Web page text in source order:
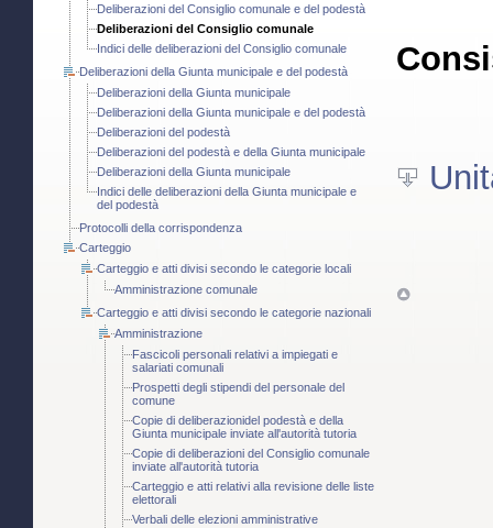
Deliberazioni del Consiglio comunale e del podestà
Deliberazioni del Consiglio comunale
Indici delle deliberazioni del Consiglio comunale
Deliberazioni della Giunta municipale e del podestà
Deliberazioni della Giunta municipale
Deliberazioni della Giunta municipale e del podestà
Deliberazioni del podestà
Deliberazioni del podestà e della Giunta municipale
Deliberazioni della Giunta municipale
Indici delle deliberazioni della Giunta municipale e
del podestà
Protocolli della corrispondenza
Carteggio
Carteggio e atti divisi secondo le categorie locali
Amministrazione comunale
Carteggio e atti divisi secondo le categorie nazionali
Amministrazione
Fascicoli personali relativi a impiegati e
salariati comunali
Prospetti degli stipendi del personale del
comune
Copie di deliberazionidel podestà e della
Giunta municipale inviate all'autorità tutoria
Copie di deliberazioni del Consiglio comunale
inviate all'autorità tutoria
Carteggio e atti relativi alla revisione delle liste
elettorali
Verbali delle elezioni amministrative